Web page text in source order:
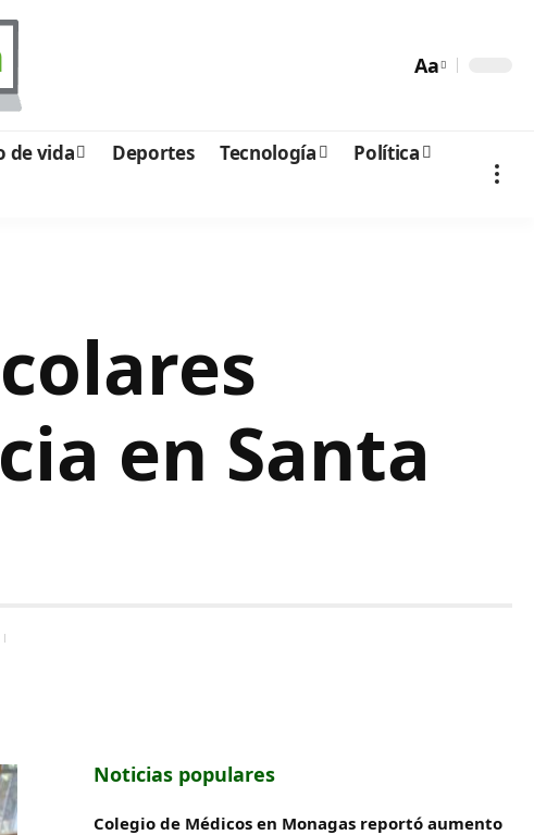
Aa
de vida Deportes Tecnología
Política
en Santa
Noticias populares
Colegio de Médicos en Monagas reportó aumento